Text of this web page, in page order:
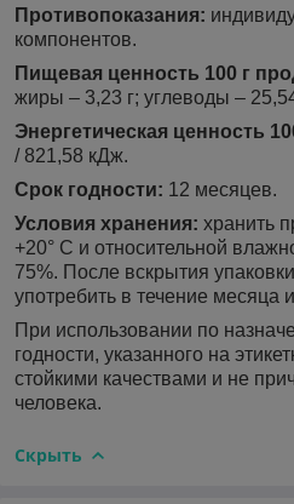
Противопоказания:
компонентов.
Пищевая ценность 100 г
жиры – 3,23 г; углеводы –
Энергетическая ценность
/ 821,58 кДж.
Срок годности: 12 месяцев.
Условия хранения: хранить
+20° С и относительной
75%. После вскрытия
употребить в течение месяца
При использовании по
годности, указанного на
стойкими качествами и не
человека.
Скрыть